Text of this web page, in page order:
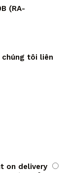
(RA-
chúng tôi liên
on delivery